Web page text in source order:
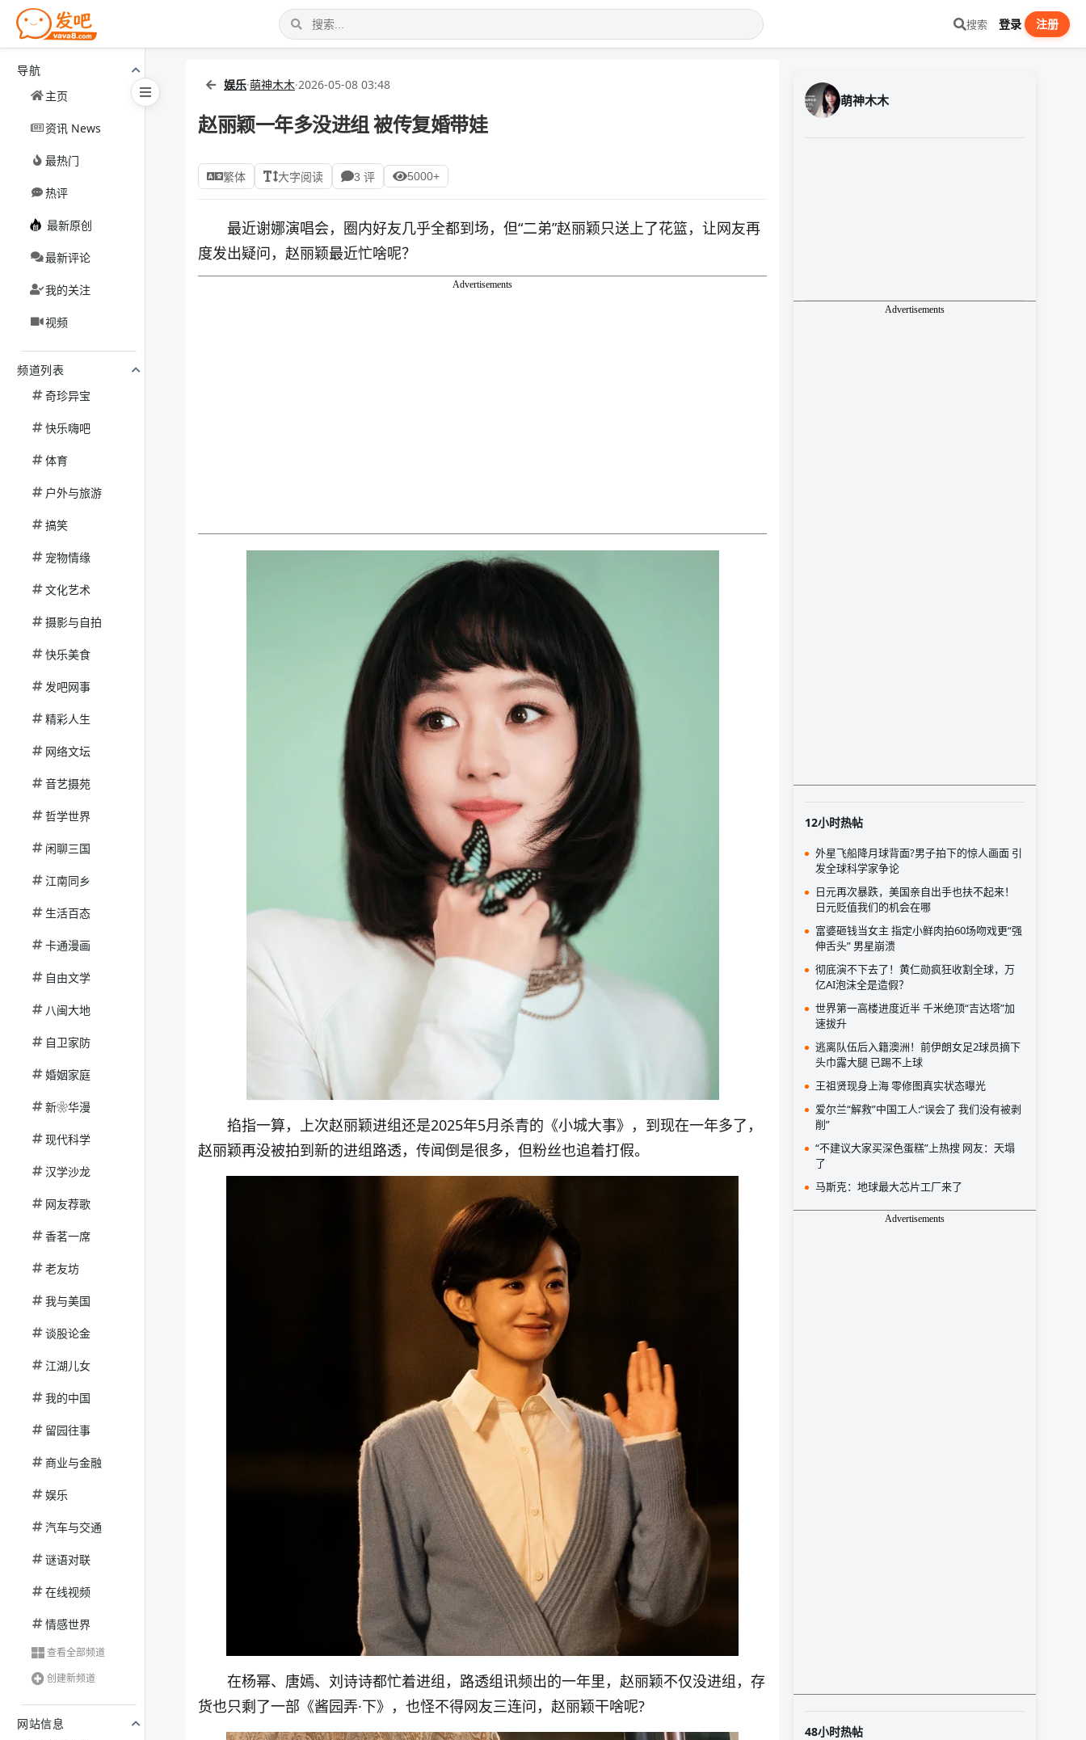
搜索 登录 注册
导航
主页
资讯 News
最热门
热评
最新原创
最新评论
我的关注
视频
频道列表
奇珍异宝
快乐嗨吧
体育
户外与旅游
搞笑
宠物情缘
文化艺术
摄影与自拍
快乐美食
发吧网事
精彩人生
网络文坛
音艺摄苑
哲学世界
闲聊三国
江南同乡
生活百态
卡通漫画
自由文学
八闽大地
自卫家防
婚姻家庭
新❀华漫
现代科学
汉学沙龙
网友荐歌
香茗一席
老友坊
我与美国
谈股论金
江湖儿女
我的中国
留园往事
商业与金融
娱乐
汽车与交通
谜语对联
在线视频
情感世界
查看全部频道
创建新频道
网站信息
娱乐·萌神木木·2026-05-08 03:48
赵丽颖一年多没进组 被传复婚带娃
繁体 大字阅读 3 评 5000+
最近谢娜演唱会，圈内好友几乎全都到场，但“二弟”赵丽颖只送上了花篮，让网友再
度发出疑问，赵丽颖最近忙啥呢？
Advertisements
掐指一算，上次赵丽颖进组还是2025年5月杀青的《小城大事》，到现在一年多了，
赵丽颖再没被拍到新的进组路透，传闻倒是很多，但粉丝也追着打假。
在杨幂、唐嫣、刘诗诗都忙着进组，路透组讯频出的一年里，赵丽颖不仅没进组，存
货也只剩了一部《酱园弄·下》，也怪不得网友三连问，赵丽颖干啥呢?
萌神木木
Advertisements
12小时热帖
外星飞船降月球背面?男子拍下的惊人画面 引
发全球科学家争论
日元再次暴跌，美国亲自出手也扶不起来！
日元贬值我们的机会在哪
富婆砸钱当女主 指定小鲜肉拍60场吻戏更“强
伸舌头” 男星崩溃
彻底演不下去了！黄仁勋疯狂收割全球，万
亿AI泡沫全是造假？
世界第一高楼进度近半 千米绝顶“吉达塔”加
速拔升
逃离队伍后入籍澳洲！前伊朗女足2球员摘下
头巾露大腿 已踢不上球
王祖贤现身上海 零修图真实状态曝光
爱尔兰“解救”中国工人:“误会了 我们没有被剥
削”
“不建议大家买深色蛋糕”上热搜 网友：天塌
了
马斯克：地球最大芯片工厂来了
Advertisements
48小时热帖